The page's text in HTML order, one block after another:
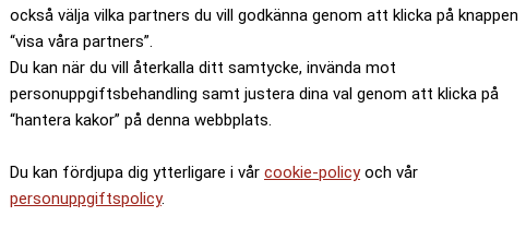
också välja vilka partners du vill godkänna genom att klicka på knappen
“visa våra partners”.
Du kan när du vill återkalla ditt samtycke, invända mot
personuppgiftsbehandling samt justera dina val genom att klicka på
“hantera kakor” på denna webbplats.
Du kan fördjupa dig ytterligare i vår cookie-policyoch vår
personuppgiftspolicy.